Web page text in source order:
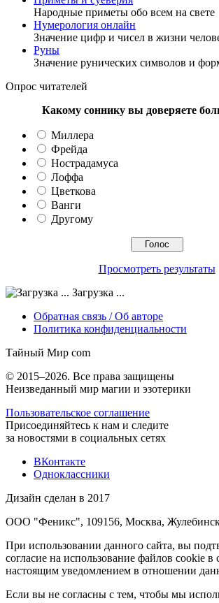
Народные приметы обо всем на свете
Нумерология онлайн
Значение цифр и чисел в жизни
Руны
Значение рунических символов и
Опрос читателей
Какому соннику вы доверяете
Миллера
Фрейда
Нострадамуса
Лоффа
Цветкова
Ванги
Другому
Просмотреть результаты
Загрузка ...
Обратная связь / Об авторе
Политика конфиденциальности
Тайный Мир com
© 2015–2026. Все права защищены
Неизведанный мир магии и эзотерики
Пользовательское соглашение
Присоединяйтесь к нам и следите
за новостями в социальных сетях
ВКонтакте
Одноклассники
Дизайн сделан в 2017
ООО "Феникс", 109156, Москва,
При использовании данного сайта, вы
согласие на использование файлов cookie в
настоящим уведомлением в отношении
Если вы не согласны с тем, чтобы мы